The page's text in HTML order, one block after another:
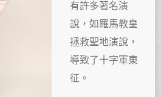
有許多著名演
說，如羅馬教皇
拯救聖地演說，
導致了十字軍東
征。